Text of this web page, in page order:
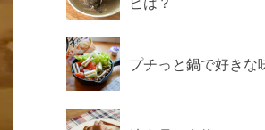
ピは？
プチっと鍋で好きな